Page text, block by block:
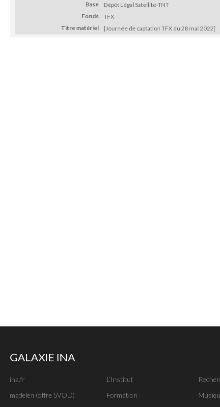
Base
Dépôt Légal Satellite-TNT
Fonds
TFX
Titre matériel
[Journée de captation TFX du 28 mai 2022]
GALAXIE INA
ina.fr
madelen (offre SVOD)
L’Institut
Formation